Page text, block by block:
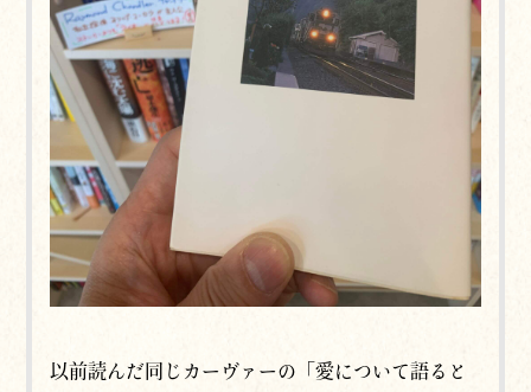
以前読んだ同じカーヴァーの「愛について語ると